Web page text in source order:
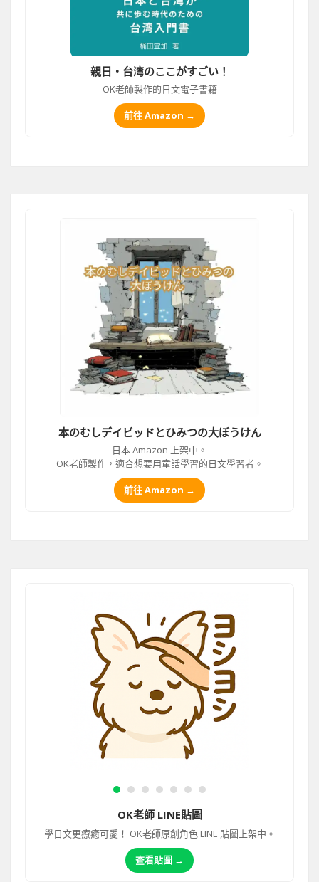
親日・台湾のここがすごい！
OK老師製作的日文電子書籍
前往 Amazon →
本のむしデイビッドとひみつの大ぼうけん
日本 Amazon 上架中。
OK老師製作，適合想要用童話學習的日文學習者。
前往 Amazon →
OK老師 LINE貼圖
學日文更療癒可愛！ OK老師原創角色 LINE 貼圖上架中。
查看貼圖 →